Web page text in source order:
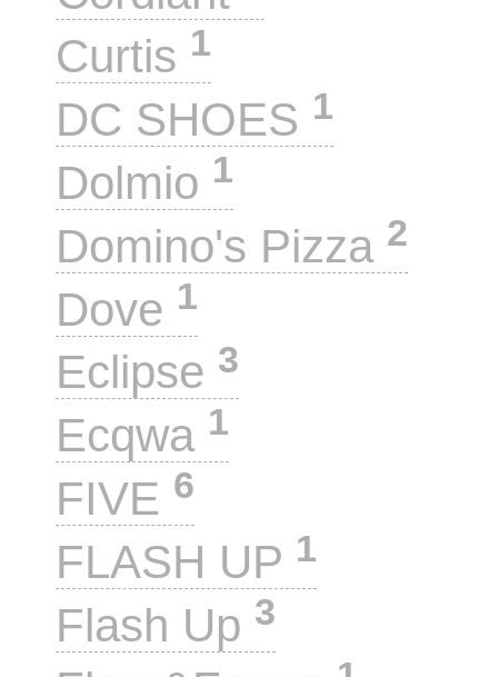
Curtis 1
DC SHOES 1
Dolmio 1
Domino's Pizza 2
Dove 1
Eclipse 3
Ecqwa 1
FIVE 6
FLASH UP 1
Flash Up 3